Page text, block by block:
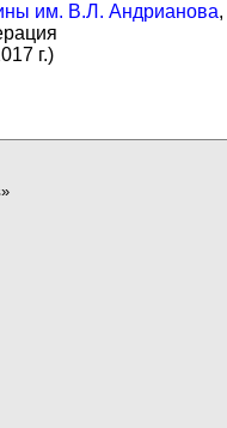
им. В.Л. Андрианова,
г.)